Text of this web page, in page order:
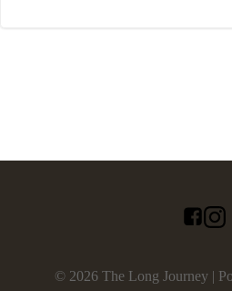
© 2026 The Long Journey |